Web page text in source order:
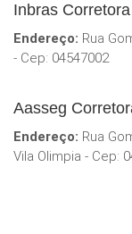
Inbras
Endereço: Rua
- Cep: 04547002
Aasseg
Endereço: Rua
Vila Olimpia - Cep: